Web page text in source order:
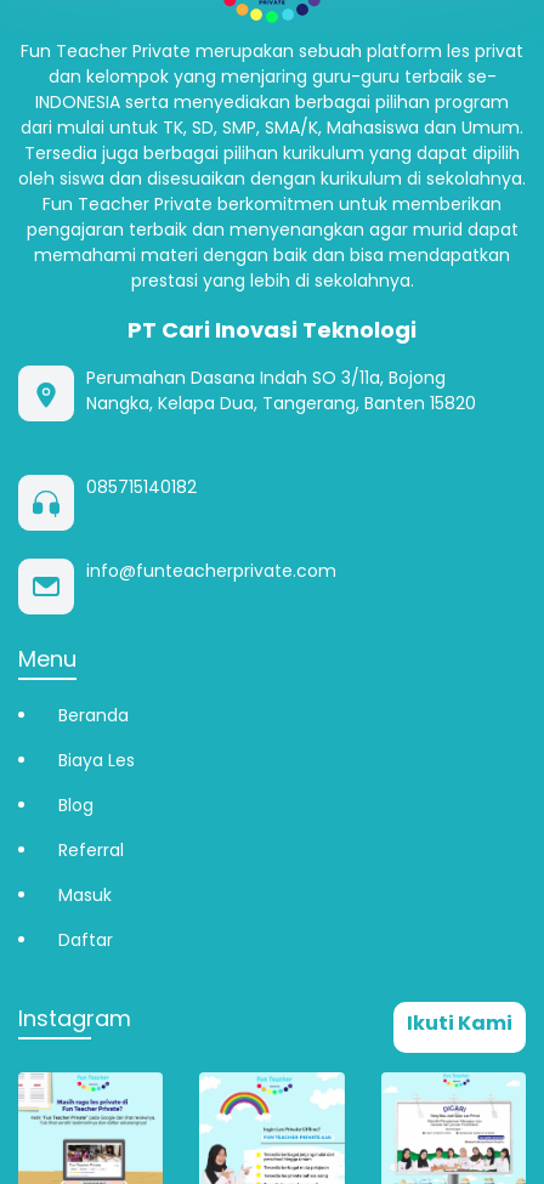
Fun Teacher Private merupakan sebuah platform les privat
dan kelompok yang menjaring guru-guru terbaik se-
INDONESIA serta menyediakan berbagai pilihan program
dari mulai untuk TK, SD, SMP, SMA/K, Mahasiswa dan Umum.
Tersedia juga berbagai pilihan kurikulum yang dapat dipilih
oleh siswa dan disesuaikan dengan kurikulum di sekolahnya.
Fun Teacher Private berkomitmen untuk memberikan
pengajaran terbaik dan menyenangkan agar murid dapat
memahami materi dengan baik dan bisa mendapatkan
prestasi yang lebih di sekolahnya.
PT Cari Inovasi Teknologi
Perumahan Dasana Indah SO 3/11a, Bojong
Nangka, Kelapa Dua, Tangerang, Banten 15820
085715140182
info@funteacherprivate.com
Menu
Beranda
Biaya Les
Blog
Referral
Masuk
Daftar
Instagram Ikuti Kami